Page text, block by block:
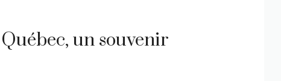
un souvenir